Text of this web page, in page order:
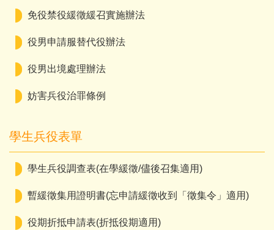
免役禁役緩徵緩召實施辦法
役男申請服替代役辦法
役男出境處理辦法
妨害兵役治罪條例
學生兵役表單
學生兵役調查表(在學緩徵/儘後召集適用)
暫緩徵集用證明書(忘申請緩徵收到「徵集令」適用)
役期折抵申請表(折抵役期適用)